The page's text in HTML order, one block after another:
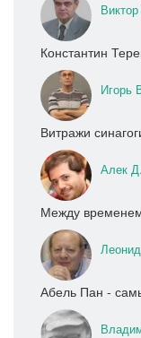
Константин
Игорь
Витражи
Алек
Между
Абель Пан -